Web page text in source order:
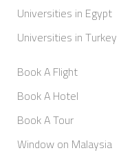
Universities in Egypt
Universities in Turkey
Book A Flight
Book A Hotel
Book A Tour
Window on Malaysia